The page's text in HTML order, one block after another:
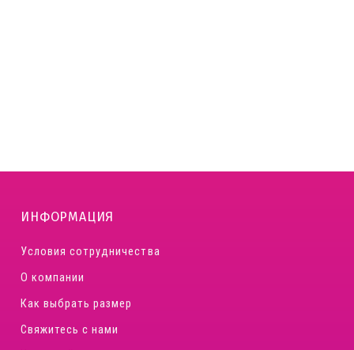
ИНФОРМАЦИЯ
Условия сотрудничества
О компании
Как выбрать размер
Свяжитесь с нами